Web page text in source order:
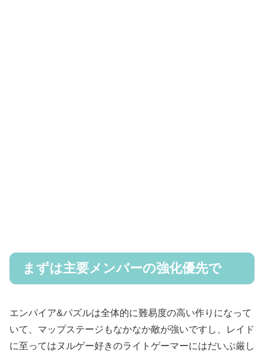
まずは主要メンバーの強化優先で
エンパイア&パズルは全体的に難易度の高い作りになって
いて、マップステージもなかなか敵が強いですし、レイド
に至ってはヌルゲー好きのライトゲーマーにはだいぶ厳し